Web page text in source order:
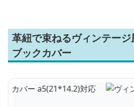
革紐で束ねるヴィンテー
ブックカバー